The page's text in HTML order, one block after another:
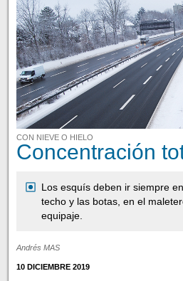
CON NIEVE O HIELO
Concentración
Los esquís deben ir siempre
techo y las botas, en el
equipaje.
Andrés MAS
10 DICIEMBRE 2019